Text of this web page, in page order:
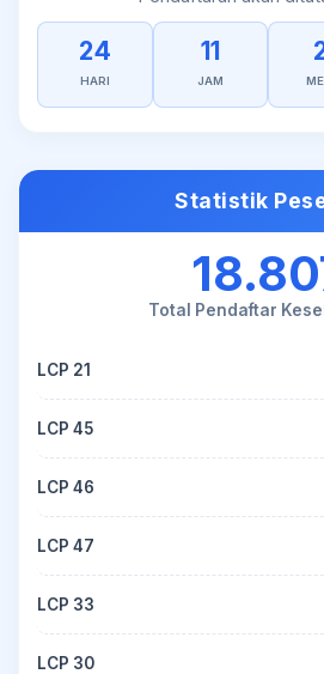
24
HARI
11
JAM
Statistik
Total Pendaftar
LCP 21
LCP 45
LCP 46
LCP 47
LCP 33
LCP 30